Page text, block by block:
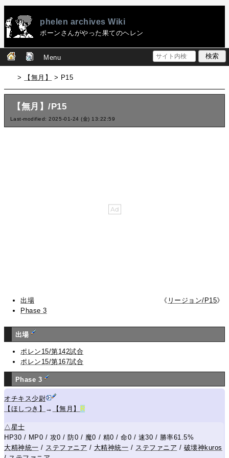
phelen archives Wiki
ポーンさんがやった果てのヘレン
Menu
> 【無月】 > P15
【無月】/P15
Last-modified: 2025-01-24 (金) 13:22:59
出場
Phase 3
《 リージョン/P15》
出場
ポレン15/第142試合
ポレン15/第167試合
Phase 3
オチキス少尉
【ほしつき】
→ 【無月】 R
△星士
HP30 / MP0 / 攻0 / 防0 / 魔0 / 精0 / 命0 / 速30 / 勝率61.5%
大精神統一 / ステファニア / 大精神統一 / ステファニア / 破壊神kuros